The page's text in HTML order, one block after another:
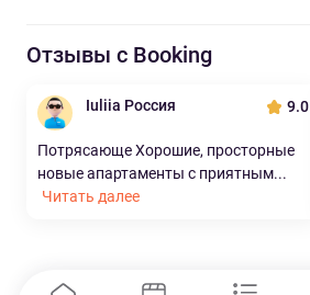
Отзывы с Booking
Iuliia Россия 9.0
Потрясающе Хорошие, просторные
новые апартаменты с приятным...
Читать далее